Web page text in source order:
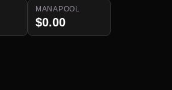
MANAPOOL
$0.00